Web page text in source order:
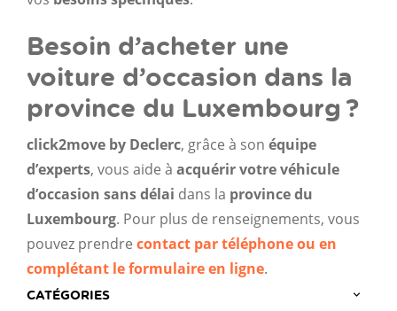
Besoin d’acheter une
voiture d’occasion dans la
province du Luxembourg ?
click2move by Declerc, grâce à son équipe
d’experts, vous aide à acquérir votre véhicule
d’occasion sans délai dans la province du
Luxembourg. Pour plus de renseignements, vous
pouvez prendre contact par téléphone ou en
complétant le formulaire en ligne.
CATÉGORIES